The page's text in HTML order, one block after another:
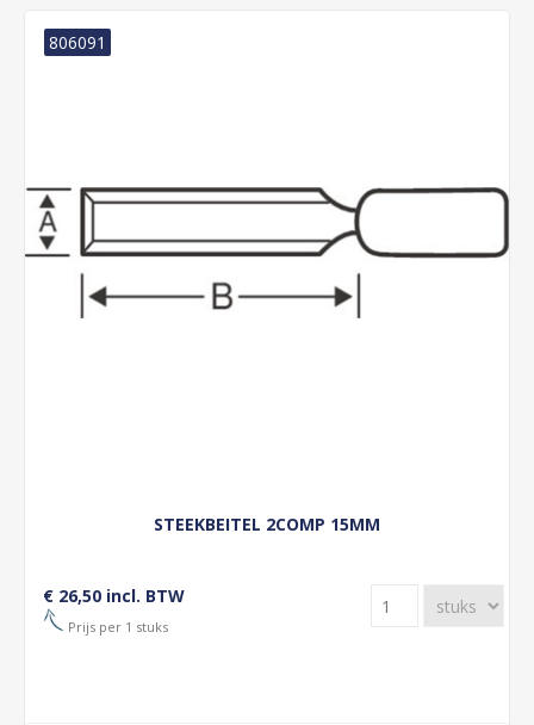
STEEKBEITEL 2COMP 15MM
806091
€ 26,50 incl. BTW
Prijs per 1 stuks